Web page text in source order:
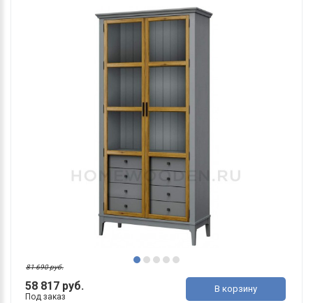
58 817 руб.
81 690 руб.
Под заказ
В корзину